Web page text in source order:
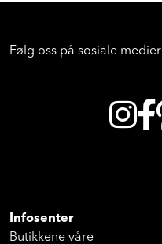
Følg oss på sosiale medier
Infosenter
Butikkene våre